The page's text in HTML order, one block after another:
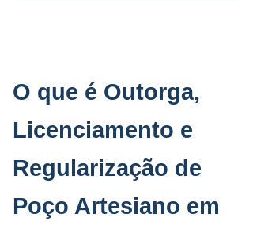
O que é Outorga,
Licenciamento e
Regularização de
Poço Artesiano em